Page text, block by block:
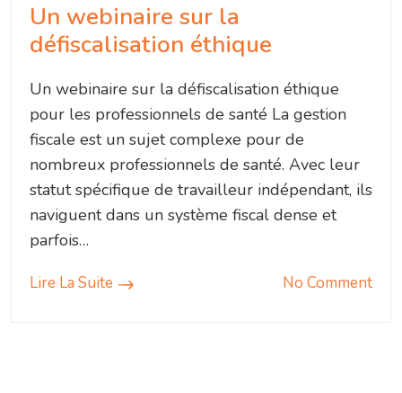
Un webinaire sur la
défiscalisation éthique
Un webinaire sur la défiscalisation éthique
pour les professionnels de santé La gestion
fiscale est un sujet complexe pour de
nombreux professionnels de santé. Avec leur
statut spécifique de travailleur indépendant, ils
naviguent dans un système fiscal dense et
parfois…
Lire La Suite No Comment